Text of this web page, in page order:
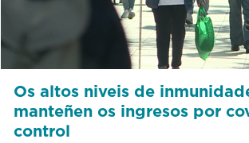
Os altos niveis de
manteñen os ingresos por
control